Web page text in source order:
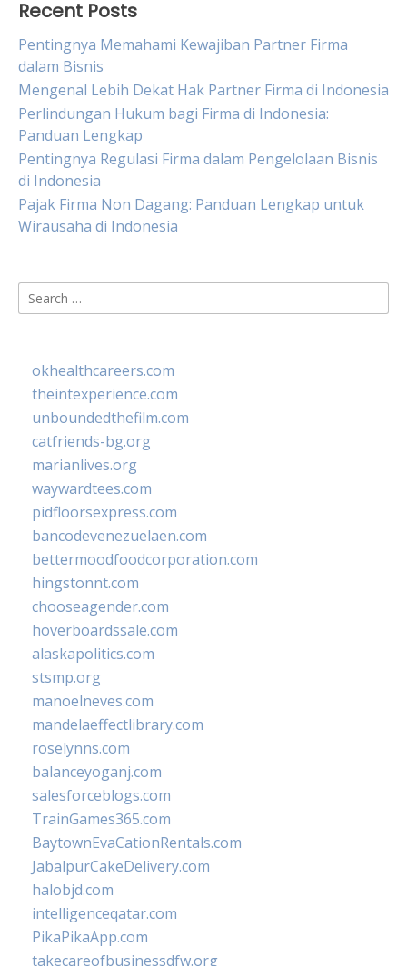
Recent Posts
Pentingnya Memahami Kewajiban Partner Firma
dalam Bisnis
Mengenal Lebih Dekat Hak Partner Firma di Indonesia
Perlindungan Hukum bagi Firma di Indonesia:
Panduan Lengkap
Pentingnya Regulasi Firma dalam Pengelolaan Bisnis
di Indonesia
Pajak Firma Non Dagang: Panduan Lengkap untuk
Wirausaha di Indonesia
Search
for:
okhealthcareers.com
theintexperience.com
unboundedthefilm.com
catfriends-bg.org
marianlives.org
waywardtees.com
pidfloorsexpress.com
bancodevenezuelaen.com
bettermoodfoodcorporation.com
hingstonnt.com
chooseagender.com
hoverboardssale.com
alaskapolitics.com
stsmp.org
manoelneves.com
mandelaeffectlibrary.com
roselynns.com
balanceyoganj.com
salesforceblogs.com
TrainGames365.com
BaytownEvaCationRentals.com
JabalpurCakeDelivery.com
halobjd.com
intelligenceqatar.com
PikaPikaApp.com
takecareofbusinessdfw.org